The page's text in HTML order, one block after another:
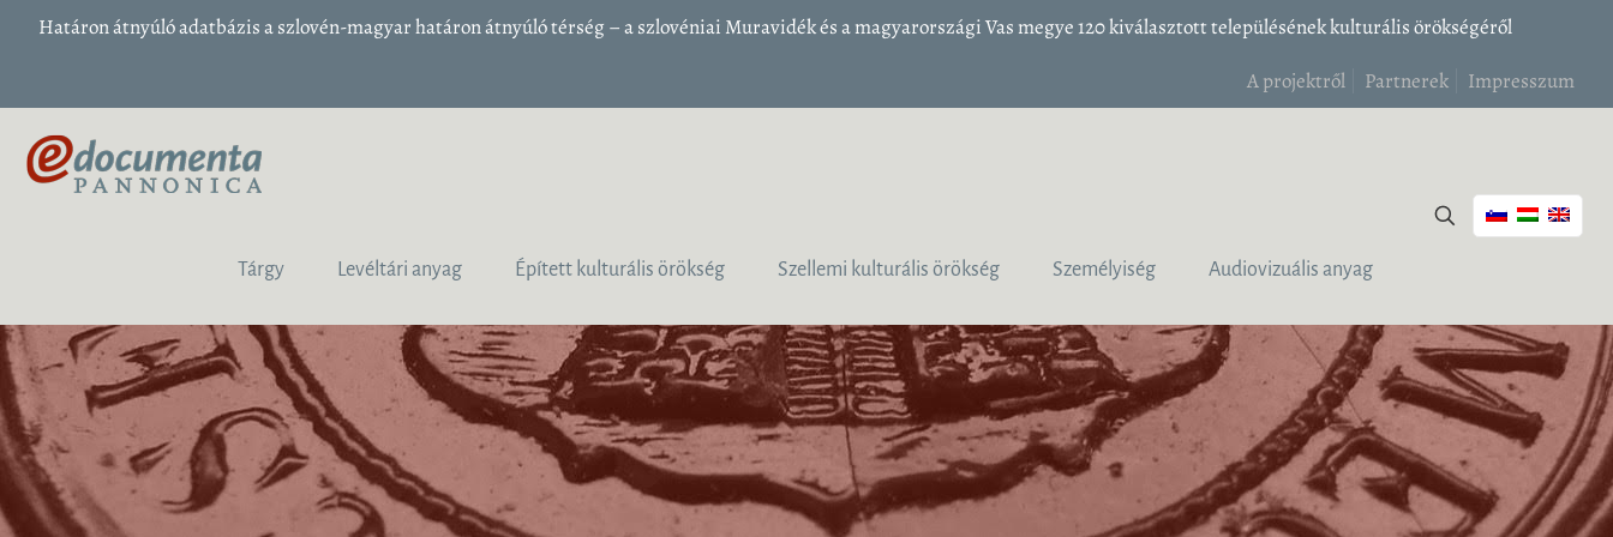
Határon átnyúló adatbázis a szlovén-magyar határon átnyúló térség – a szlovéniai Muravidék és a magyarországi Vas megye 120 kiválasztott településének kulturális örökségéről
A projektről
Partnerek Impresszum
Tárgy Levéltári anyag Épített kulturális örökség Szellemi kulturális örökség Személyiség Audiovizuális anyag